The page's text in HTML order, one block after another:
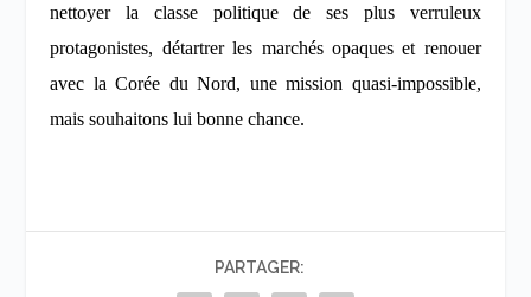
nettoyer la classe politique de ses plus verruleux
protagonistes, détartrer les marchés opaques et renouer
avec la Corée du Nord, une mission quasi-impossible,
mais souhaitons lui bonne chance.
PARTAGER: